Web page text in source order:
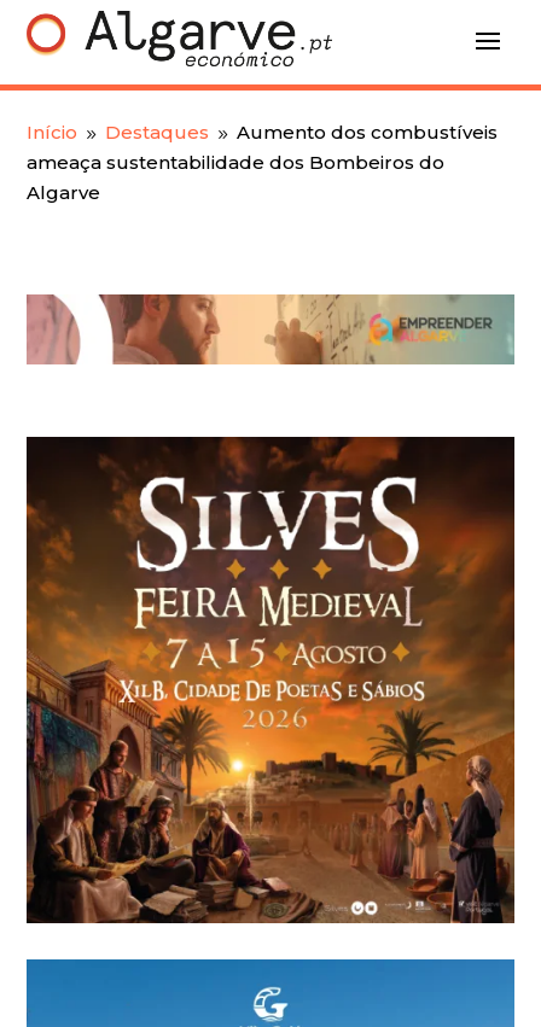
Início 9 Destaques 9 Aumento dos combustíveis
ameaça sustentabilidade dos Bombeiros do
Algarve